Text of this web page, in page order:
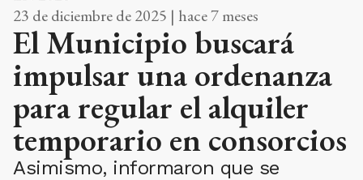
23 de diciembre de 2025 | hace 7 meses
El Municipio buscará
impulsar una ordenanza
para regular el alquiler
temporario en consorcios
Asimismo, informaron que se